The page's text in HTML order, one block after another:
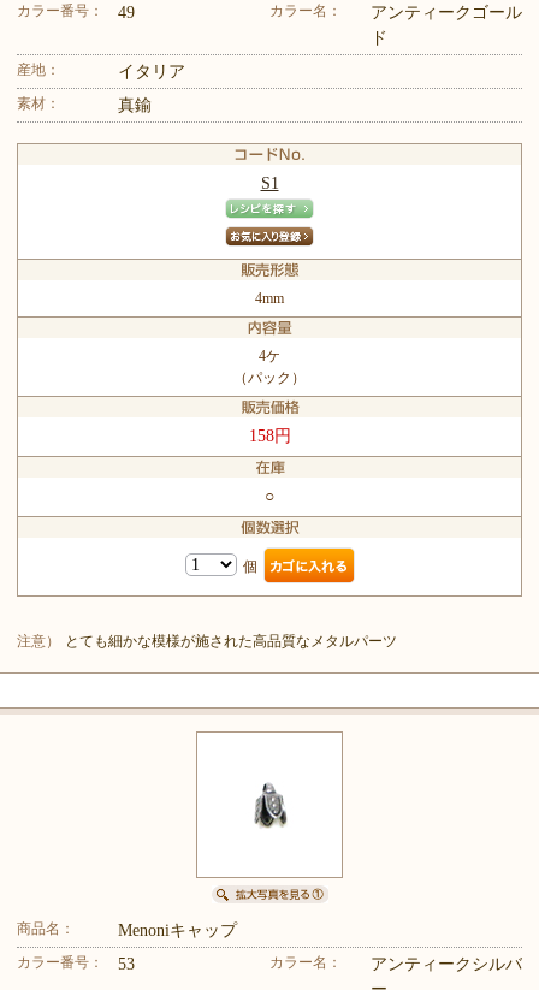
カラー番号： 49 カラー名：
アンティークゴール
ド
産地： イタリア
素材： 真鍮
S1
4mm
4ケ
（パック）
158円
○
個
注意） とても細かな模様が施された高品質なメタルパーツ
商品名： Menoniキャップ
カラー番号： 53 カラー名：
アンティークシルバ